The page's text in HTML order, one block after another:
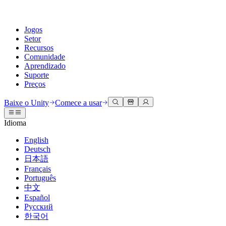
Jogos
Setor
Recursos
Comunidade
Aprendizado
Suporte
Preços
Engine do Unity
Crie jogos 2D e 3D para qualquer plataforma
Colaboração
Colabore e itere rapidamente com sua equipe
Baixe o Unity
Planos e preços
Implante
Multiplataforma
Colaboração 3D
Construa e revise projetos 3D em tempo real
Treinamento imersivo
Treine em ambientes imersivos
Experiências do cliente
Crie experiências interativas em 3D
Setores
Manufatura
Documentação
Ferramentas de desenvolvedor
Versões de lançamento e rastreador de problemas
Roteiro
Revisar recursos futuros
Glossário
Discussões
Eventos
Eventos globais e locais
Histórias da comunidade
Made with Unity
Mostrando criadores do Unity
Unity Learn
Domine habilidades do Unity gratuitamente
Treinamento profissional
Aprimore sua equipe com treinadores do Unity
É iniciante no Unity?
Conceitos básicos
Inicie seu aprendizado
Caminhos Essenciais do Unity
Obter ajuda
Ajudando você a ter sucesso com Unity
Planos de sucesso
Alcance seus objetivos mais rápido com suporte especializado
Perguntas frequentes
Respostas para perguntas comuns
Entre em contato conosco
Conecte-se com nossa equipe
Baixe o Unity Comece a usar
Idioma
English
Deutsch
日本語
Français
Português
中文
Español
Русский
한국어